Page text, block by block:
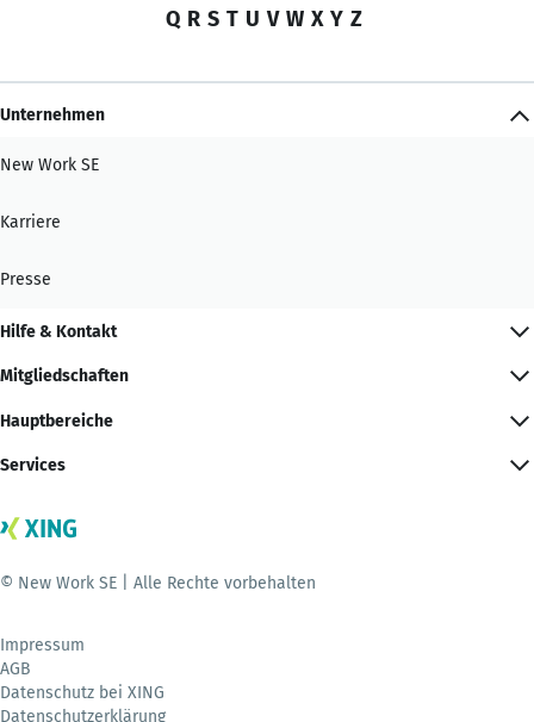
Q R S T U V W X Y Z
Unternehmen
New Work SE
Karriere
Presse
Hilfe & Kontakt
Mitgliedschaften
Hauptbereiche
Services
© New Work SE | Alle Rechte vorbehalten
Impressum
AGB
Datenschutz bei XING
Datenschutzerklärung